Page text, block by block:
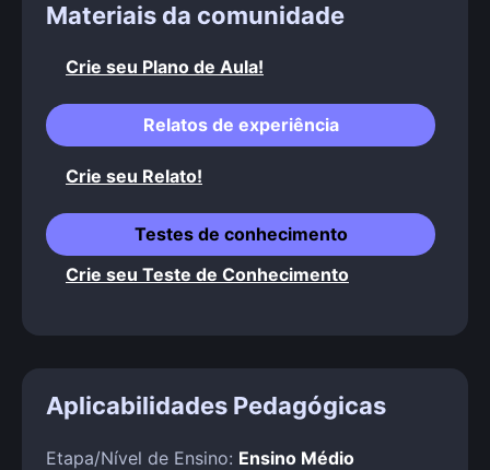
Materiais da comunidade
Crie seu Plano de Aula!
Relatos de experiência
Crie seu Relato!
Testes de conhecimento
Crie seu Teste de Conhecimento
Aplicabilidades Pedagógicas
Etapa/Nível de Ensino: Ensino Médio